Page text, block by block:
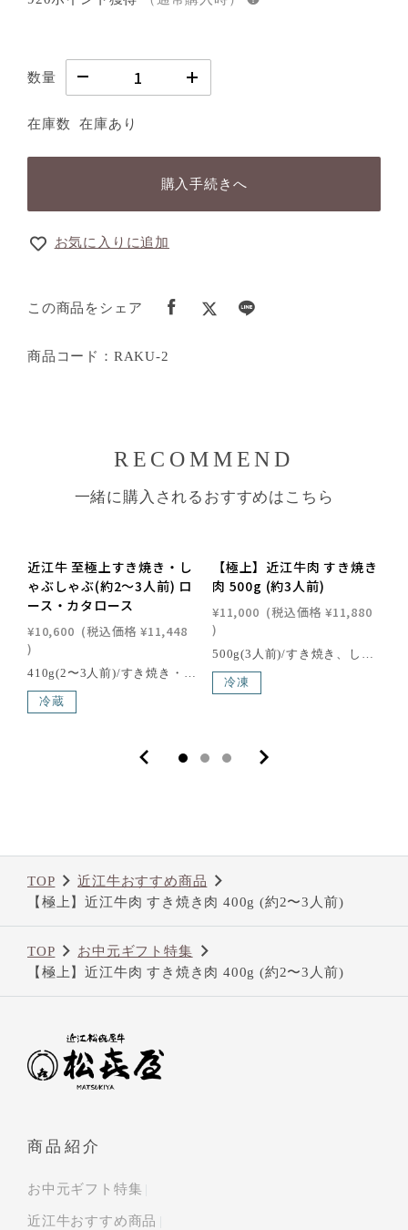
数量
在庫数 在庫あり
購入手続きへ
お気に入りに追加
この商品をシェア
商品コード：RAKU-2
RECOMMEND
一緒に購入されるおすすめはこちら
近江牛 至極上すき焼き・し
ゃぶしゃぶ(約2〜3人前) ロ
ース・カタロース
¥10,600 (税込価格 ¥11,448
)
冷蔵
【極上】近江牛肉 すき焼き
肉 500g (約3人前)
¥11,000 (税込価格 ¥11,880
)
冷凍
TOP
近江牛おすすめ商品
【極上】近江牛肉 すき焼き肉 400g (約2〜3人前)
TOP
お中元ギフト特集
【極上】近江牛肉 すき焼き肉 400g (約2〜3人前)
商品紹介
お中元ギフト特集
近江牛おすすめ商品